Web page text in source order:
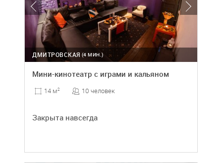
(4 МИН.)
ДМИТРОВСКАЯ
Мини-кинотеатр с играми и кальяном
14 м2 10 человек
Закрыта навсегда